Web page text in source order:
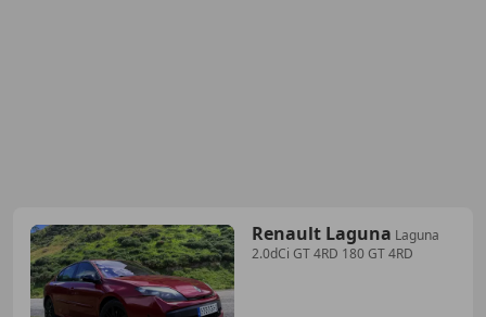
Renault Laguna Laguna
2.0dCi GT 4RD 180 GT 4RD